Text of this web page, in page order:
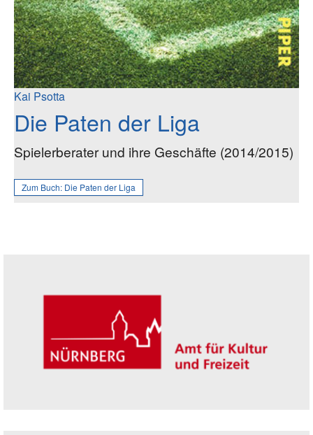
Kai Psotta
Die Paten der Liga
Spielerberater und ihre Geschäfte (2014/2015)
Zum Buch: Die Paten der Liga